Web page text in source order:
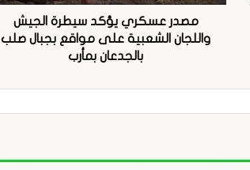
مصدر عسكري يؤكد سيطرة الجيش
واللجان الشعبية على مواقع بجبال صلب
بالجدعان بمأرب